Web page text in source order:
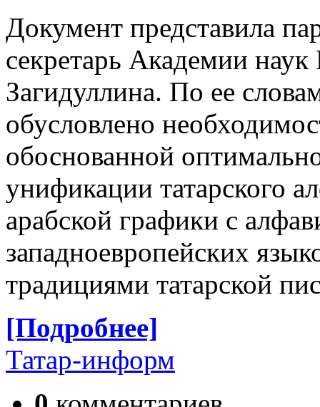
Документ представила
секретарь Академии
Загидуллина. По ее
обусловлено
обоснованной
унификации татарского
арабской графики с
западноевропейских
традициями татарской
[Подробнее]
Татар-информ